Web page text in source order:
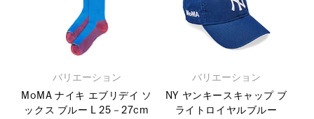
バリエーション
MoMA ナイキ エブリデイ ソ
ックス ブルー L 25－27cm
バリエーション
NY ヤンキースキャップ ブ
ライトロイヤルブルー